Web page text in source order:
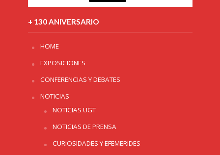
+ 130 ANIVERSARIO
HOME
EXPOSICIONES
CONFERENCIAS Y DEBATES
NOTICIAS
NOTICIAS UGT
NOTICIAS DE PRENSA
CURIOSIDADES Y EFEMERIDES